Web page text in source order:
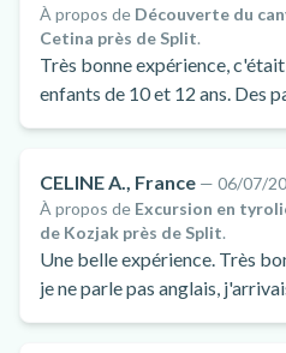
À propos de Découverte du
Cetina près de Split.
Très bonne expérience,
enfants de 10 et 12 ans. Des
CELINE A., France — 06/07/
À propos de Excursion en
de Kozjak près de Split.
Une belle expérience. Très
je ne parle pas anglais, j'arrivais